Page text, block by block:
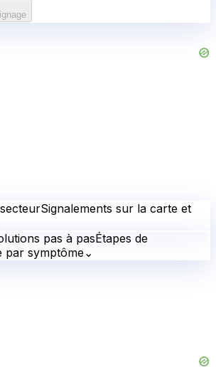
Signalements sur la carte et
pas à pasÉtapes de
par symptôme⌄